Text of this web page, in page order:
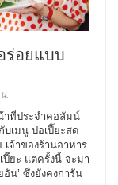
ร่อยแบบ
.
าที่ประจำคอลัมน์
บเมนู ปอเปี๊ยะสด
จ้าของร้านอาหาร
ปี๊ยะ แต่ครั้งนี้ จะมา
น’ ซึ่งยังคงการัน